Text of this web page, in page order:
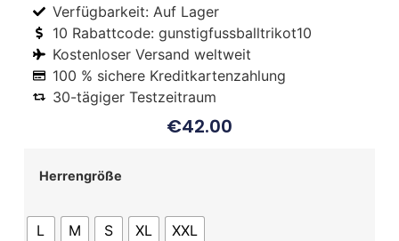
Verfügbarkeit: Auf Lager
10 Rabattcode: gunstigfussballtrikot10
Kostenloser Versand weltweit
100 % sichere Kreditkartenzahlung
30-tägiger Testzeitraum
€42.00
Herrengröße
L M S XL XXL